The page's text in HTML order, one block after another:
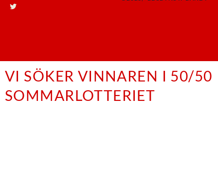
VI SÖKER VINNAREN I 50/50
SOMMARLOTTERIET